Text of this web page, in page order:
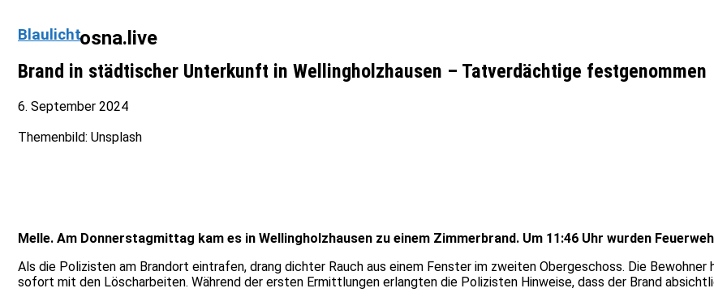
osna.live
Blaulicht
Brand in städtischer Unterkunft in Wellingholzhausen – Tatverdächtige festgenommen
6. September 2024
Themenbild: Unsplash
Melle. Am Donnerstagmittag kam es in Wellingholzhausen zu einem Zimmerbrand. Um 11:46 Uhr wurden
Als die Polizisten am Brandort eintrafen, drang dichter Rauch aus einem Fenster im zweiten Obergeschoss. Die
sofort mit den Löscharbeiten. Während der ersten Ermittlungen erlangten die Polizisten Hinweise, dass der Brand